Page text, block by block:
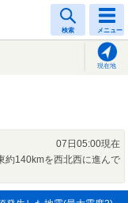
検索 メニュー
現在地
07日05:00現在
約140kmを西北西に進んで